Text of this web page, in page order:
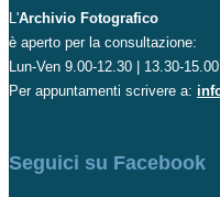
L'Archivio Fotografico
è aperto per la consultazione:
Lun-Ven 9.00-12.30 | 13.30-15.00
Per appuntamenti scrivere a:
Seguici su Facebook